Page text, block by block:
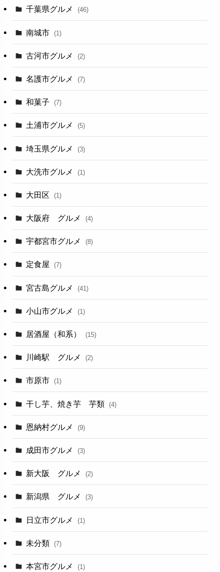
千葉県グルメ (46)
南城市 (1)
古河市グルメ (2)
名護市グルメ (7)
和菓子 (7)
土浦市グルメ (5)
埼玉県グルメ (3)
大洗市グルメ (1)
大田区 (1)
大阪府 グルメ (4)
宇都宮市グルメ (8)
定食屋 (7)
宮古島グルメ (41)
小山市グルメ (1)
居酒屋（和系） (15)
川崎駅 グルメ (2)
市原市 (1)
干し芋、焼き芋 芋類 (4)
恩納村グルメ (9)
成田市グルメ (3)
新大阪 グルメ (2)
新潟県 グルメ (3)
日立市グルメ (1)
未分類 (7)
本宮市グルメ (1)